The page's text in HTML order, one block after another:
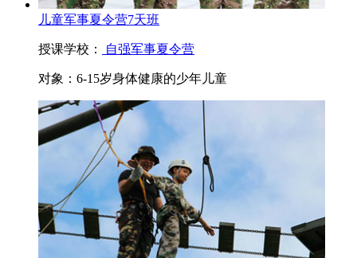
儿童军事夏令营7天班
授课学校： 自强军事夏令营
对象： 6-15岁身体健康的少年儿童